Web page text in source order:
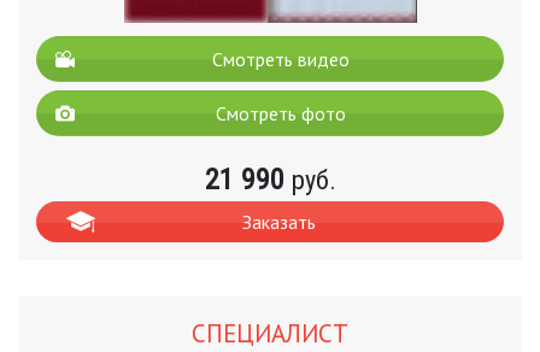
Смотреть видео
Смотреть фото
21 990 руб.
Заказать
СПЕЦИАЛИСТ